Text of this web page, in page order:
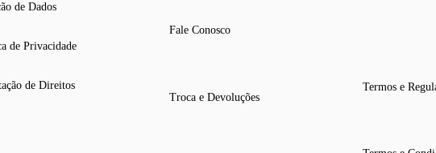
de Dados
de Privacidade
de Direitos
Fale Conosco
Troca e Devoluções
Termos e